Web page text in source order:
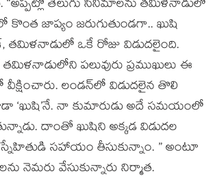
తెలుగు సినిమాలను తమిళనాడులో
జాప్యం జరుగుతుండగా.. ఖుషి
తమిళనాడులో ఒకే రోజు విడుదలైంది.
పలువురు ప్రముఖులు ఈ
వీక్షించారు. లండన్‌లో విడుదలైన తొలి
‘ఖుషి’నే. నా కుమారుడు అదే సమయంలో
దాంతో ఖుషిని అక్కడ విడుదల
సహాయం తీసుకున్నాం. ” అంటూ
నెమరు వేసుకున్నారు నిర్మాత.